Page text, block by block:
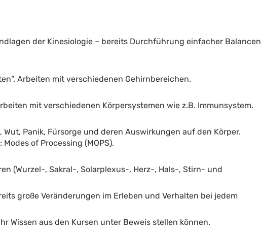
der Kinesiologie – bereits Durchführung einfacher Balancen
Arbeiten mit verschiedenen Gehirnbereichen.
mit verschiedenen Körpersystemen wie z.B. Immunsystem.
Panik, Fürsorge und deren Auswirkungen auf den Körper.
of Processing (MOPS).
(Wurzel-, Sakral-, Solarplexus-, Herz-, Hals-, Stirn- und
große Veränderungen im Erleben und Verhalten bei jedem
Wissen aus den Kursen unter Beweis stellen können.